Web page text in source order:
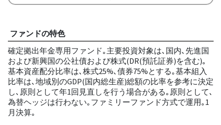
ファンドの特色
確定拠出年金専用ファンド｡主要投資対象は､国内､先進国
および新興国の公社債および株式(DR(預託証券)を含む)｡
基本資産配分比率は､株式25%､債券75%とする｡基本組入
比率は､地域別のGDP(国内総生産)総額の比率を参考に決定
し､原則として年1回見直しを行う場合がある｡原則として､
為替ヘッジは行わない｡ファミリーファンド方式で運用｡1
月決算｡